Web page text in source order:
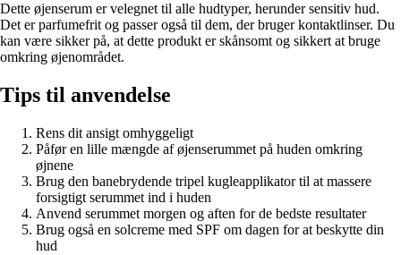
Dette øjenserum er velegnet til alle hudtyper, herunder sensitiv hud.
Det er parfumefrit og passer også til dem, der bruger kontaktlinser. Du
kan være sikker på, at dette produkt er skånsomt og sikkert at bruge
omkring øjenområdet.
Tips til anvendelse
Rens dit ansigt omhyggeligt
Påfør en lille mængde af øjenserummet på huden omkring
øjnene
Brug den banebrydende tripel kugleapplikator til at massere
forsigtigt serummet ind i huden
Anvend serummet morgen og aften for de bedste resultater
Brug også en solcreme med SPF om dagen for at beskytte din
hud